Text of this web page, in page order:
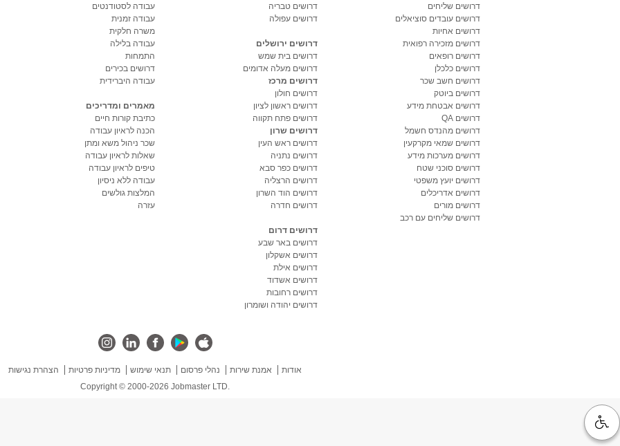
דרושים שליחים
דרושים עובדים סוציאלים
דרושים אחיות
דרושים מזכירה רפואית
דרושים רופאים
דרושים כלכלן
דרושים חשב שכר
דרושים ביוטק
דרושים אבטחת מידע
דרושים QA
דרושים מהנדס חשמל
דרושים שמאי מקרקעין
דרושים מערכות מידע
דרושים סוכני שטח
דרושים יועץ משפטי
דרושים אדריכלים
דרושים מורים
דרושים שליחים עם רכב
דרושים טבריה
דרושים עפולה
דרושים ירושלים
דרושים בית שמש
דרושים מעלה אדומים
דרושים מרכז
דרושים חולון
דרושים ראשון לציון
דרושים פתח תקווה
דרושים שרון
דרושים ראש העין
דרושים נתניה
דרושים כפר סבא
דרושים הרצליה
דרושים הוד השרון
דרושים חדרה
דרושים דרום
דרושים באר שבע
דרושים אשקלון
דרושים אילת
דרושים אשדוד
דרושים רחובות
דרושים יהודה ושומרון
עבודה לסטודנטים
עבודה זמנית
משרה חלקית
עבודה בלילה
התמחות
דרושים בכירים
עבודה היברידית
מאמרים ומדריכים
כתיבת קורות חיים
הכנה לראיון עבודה
שכר ניהול משא ומתן
שאלות לראיון עבודה
טיפים לראיון עבודה
עבודה ללא ניסיון
המלצות גולשים
עזרה
אודות אמנת שירות נהלי פרסום תנאי שימוש מדיניות פרטיות
הצהרת נגישות
Copyright © 2000-2026 Jobmaster LTD.